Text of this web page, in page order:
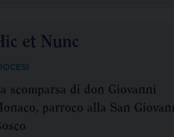
“Terre dell’uguaglianza”. Il
regionale C.OS.T.A. (Comunità
per il Turismo Accessibile) di
Puglia e Pugliapromozione
turismo […]
et Nunc
scomparsa di don Giovanni
parroco alla San